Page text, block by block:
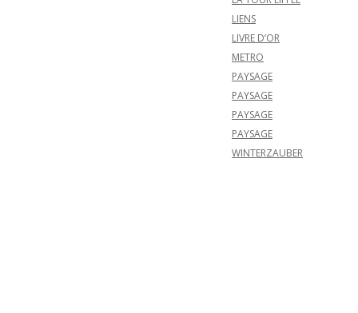
LIENS
LIVRE D’OR
METRO
PAYSAGE
PAYSAGE
PAYSAGE
PAYSAGE
WINTERZAUBER